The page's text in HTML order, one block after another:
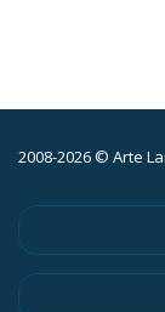
2008-2026 © Arte